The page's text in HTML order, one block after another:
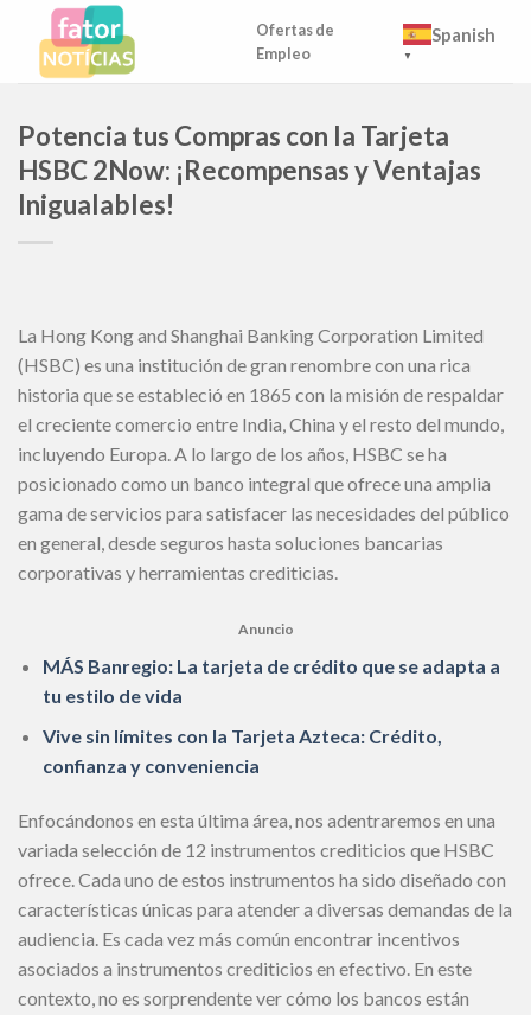
content
Ofertas de
Empleo
Spanish
▼
Potencia tus Compras con la Tarjeta
HSBC 2Now: ¡Recompensas y Ventajas
Inigualables!
La Hong Kong and Shanghai Banking Corporation Limited
(HSBC) es una institución de gran renombre con una rica
historia que se estableció en 1865 con la misión de respaldar
el creciente comercio entre India, China y el resto del mundo,
incluyendo Europa. A lo largo de los años, HSBC se ha
posicionado como un banco integral que ofrece una amplia
gama de servicios para satisfacer las necesidades del público
en general, desde seguros hasta soluciones bancarias
corporativas y herramientas crediticias.
Anuncio
MÁS Banregio: La tarjeta de crédito que se adapta a
tu estilo de vida
Vive sin límites con la Tarjeta Azteca: Crédito,
confianza y conveniencia
Enfocándonos en esta última área, nos adentraremos en una
variada selección de 12 instrumentos crediticios que HSBC
ofrece. Cada uno de estos instrumentos ha sido diseñado con
características únicas para atender a diversas demandas de la
audiencia. Es cada vez más común encontrar incentivos
asociados a instrumentos crediticios en efectivo. En este
contexto, no es sorprendente ver cómo los bancos están